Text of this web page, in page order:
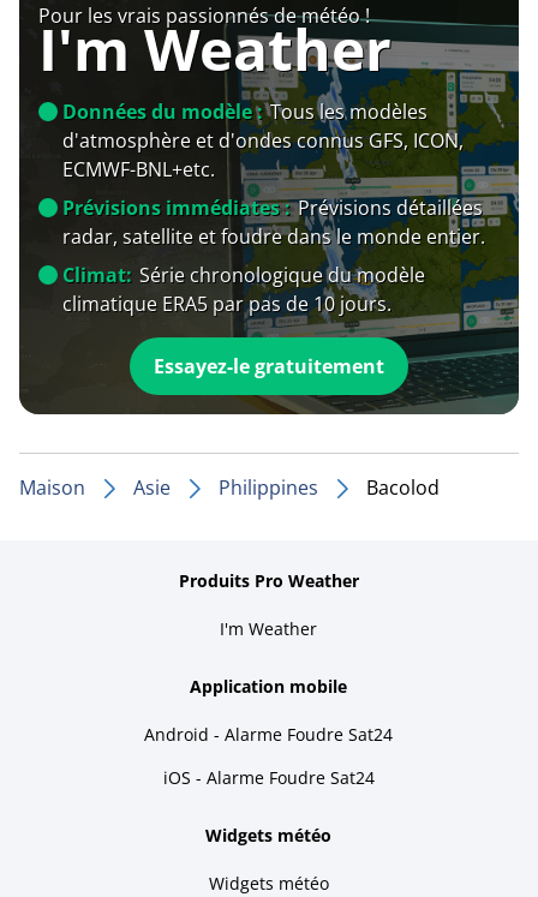
Pour les vrais passionnés de météo !
I'm Weather
Données du modèle : Tous les modèles
d'atmosphère et d'ondes connus GFS, ICON,
ECMWF-BNL+etc.
Prévisions immédiates : Prévisions détaillées
radar, satellite et foudre dans le monde entier.
Climat: Série chronologique du modèle
climatique ERA5 par pas de 10 jours.
Essayez-le gratuitement
Maison Asie Philippines Bacolod
Produits Pro Weather
I'm Weather
Application mobile
Android - Alarme Foudre Sat24
iOS - Alarme Foudre Sat24
Widgets météo
Widgets météo